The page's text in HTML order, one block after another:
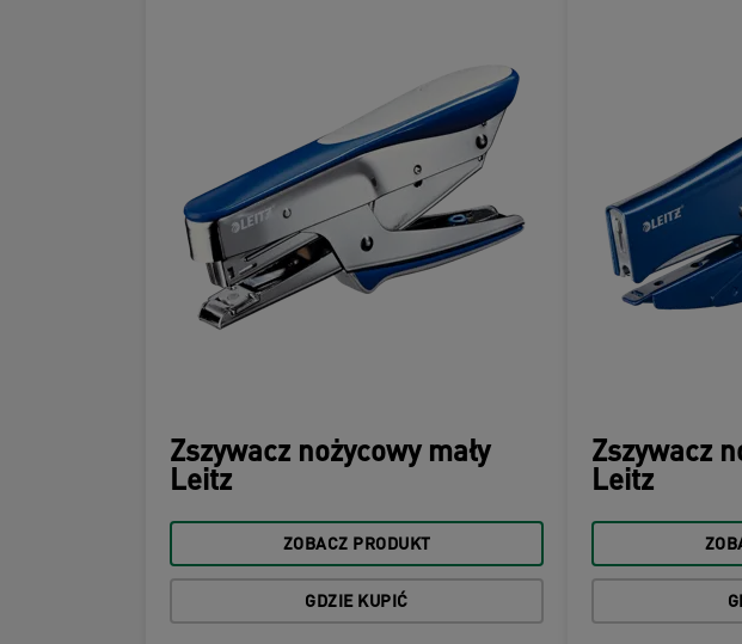
Zszywacz nożycowy mały
Leitz
ZOBACZ PRODUKT
GDZIE KUPIĆ
Zszywacz
Leitz